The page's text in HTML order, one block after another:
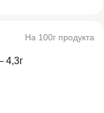
На 100г продукта
4,3г